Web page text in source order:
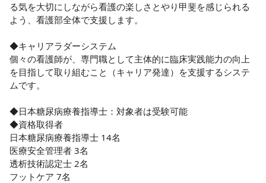
る気を大切にしながら看護の楽しさとやり甲斐を感じられる
よう、看護部全体で支援します。
◆キャリアラダーシステム
個々の看護師が、専門職として主体的に臨床実践能力の向上
を目指して取り組むこと（キャリア発達）を支援するシステ
ムです。
◆日本糖尿病療養指導士：対象者は受験可能
◆資格取得者
日本糖尿病療養指導士 14名
医療安全管理者 3名
透析技術認定士 2名
フットケア 7名